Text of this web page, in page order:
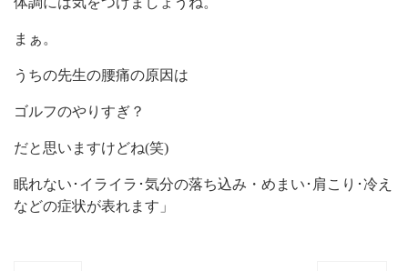
まぁ。
うちの先生の腰痛の原因は
ゴルフのやりすぎ？
だと思いますけどね(笑)
眠れない･イライラ･気分の落ち込み・めまい･肩こり･冷え
などの症状が表れます」